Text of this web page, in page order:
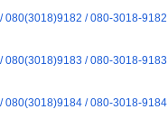
080(3018)9182 / 080-3018-9182
080(3018)9183 / 080-3018-9183
080(3018)9184 / 080-3018-9184